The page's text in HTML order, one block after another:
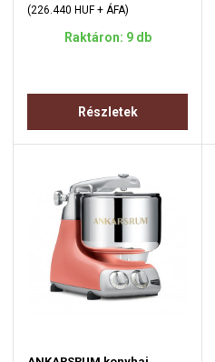
(226.440 HUF + ÁFA)
Raktáron: 9 db
Részletek